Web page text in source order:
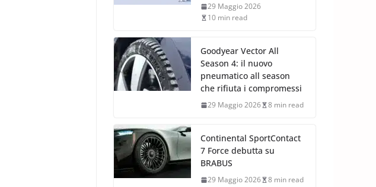
29 Maggio 2026
10 min read
Goodyear Vector All
Season 4: il nuovo
pneumatico all season
che rifiuta i compromessi
29 Maggio 2026 8 min read
Continental SportContact
7 Force debutta su
BRABUS
29 Maggio 2026 8 min read